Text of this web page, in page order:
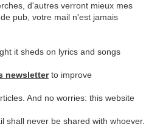
d'autres verront mieux mes
pub, votre mail n'est jamais
it sheds on lyrics and songs
newsletterto improve
And no worries: this website
shall never be shared with whoever.